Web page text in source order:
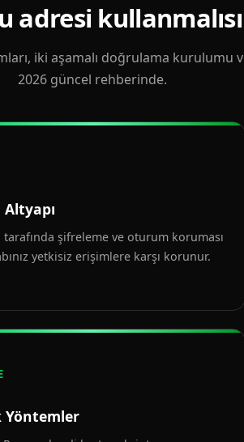
adresi
iki aşamalı doğrulama kurulumu
2026 güncel rehberinde.
tarafında şifreleme ve oturum koruması
yetkisiz erişimlere karşı korunur.
Yöntemler